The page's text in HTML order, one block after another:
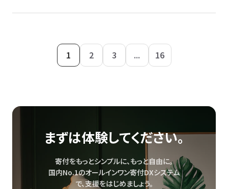
1 2 3 ... 16
まずは体験してください。
寄付をもっとシンプルに、もっと自由に。
国内No.1のオールインワン寄付DXシステム
で、支援をはじめましょう。